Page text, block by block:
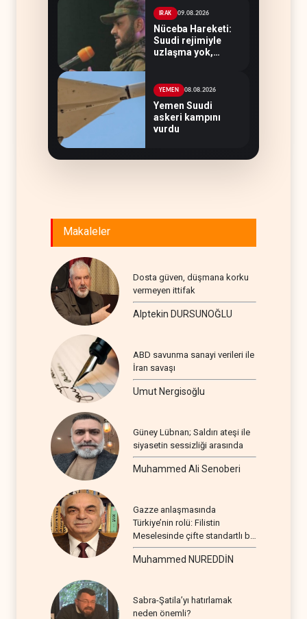
IRAK 09.08.2026
Nüceba Hareketi:
Suudi rejimiyle
uzlaşma yok,
YEMEN 08.08.2026
Yemen Suudi
askeri kampını
vurdu
Makaleler
Dosta güven, düşmana korku
vermeyen ittifak
Alptekin DURSUNOĞLU
ABD savunma sanayi verileri ile
İran savaşı
Umut Nergisoğlu
Güney Lübnan; Saldırı ateşi ile
siyasetin sessizliği arasında
Muhammed Ali Senoberi
Gazze anlaşmasında
Türkiye’nin rolü: Filistin
Meselesinde çifte standartlı bir
seyir
Muhammed NUREDDİN
Sabra-Şatila’yı hatırlamak
neden önemli?